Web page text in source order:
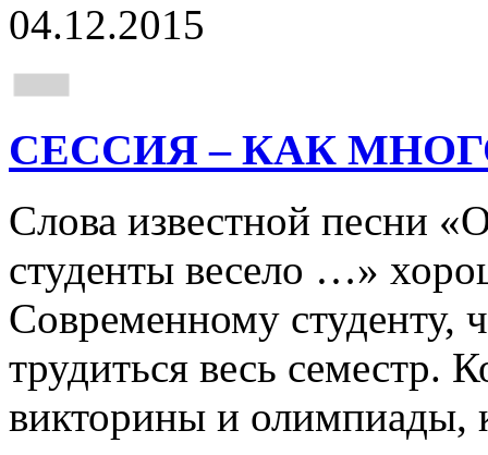
04.12.2015
СЕССИЯ – КАК
Слова известной песни
студенты весело …»
Современному студенту,
трудиться весь семестр.
викторины и олимпиады,